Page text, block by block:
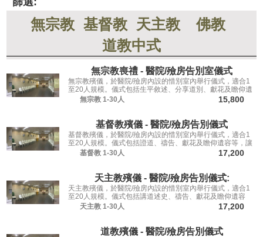
無宗教 基督教 天主教
佛教
道教中式
無宗教喪禮 - 醫院/殮房告別室儀式
無宗教殯儀，於醫院/殮房內設的惜別室內舉行儀式，適合1
至20人規模。儀式包括生平敘述、分享道別、獻花及瞻仰遺
容，讓親友從容道別。
無宗教 1-30人 15,800
基督教殯儀 - 醫院/殮房告別儀式
基督教殯儀，於醫院/殮房內設的惜別室內舉行儀式，適合1
至20人規模。儀式包括證道、禱告、獻花及瞻仰遺容等，讓
親友從容道別。
基督教 1-30人 17,200
天主教殯儀 - 醫院/殮房告別儀式:
天主教殯儀，於醫院/殮房內設的惜別室內舉行儀式，適合1
至20人規模。儀式包括講道述史、禱告、獻花及瞻仰遺容
等，讓親友從容道別。
天主教 1-30人 17,200
道教殯儀 - 醫院/殮房告別儀式